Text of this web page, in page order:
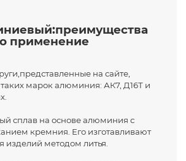
применение
на сайте,
марок алюминия: АК7, Д16Т и
сплав на основе алюминия с
кремния. Его изготавливают
изделий методом литья.